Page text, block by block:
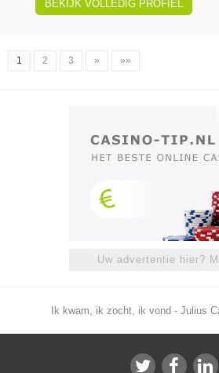
BEKIJK VOLLEDIG PROFIEL
1 2 3 » »»
Uw advertentie hier?
Ik kwam, ik zocht, ik vond - Julius